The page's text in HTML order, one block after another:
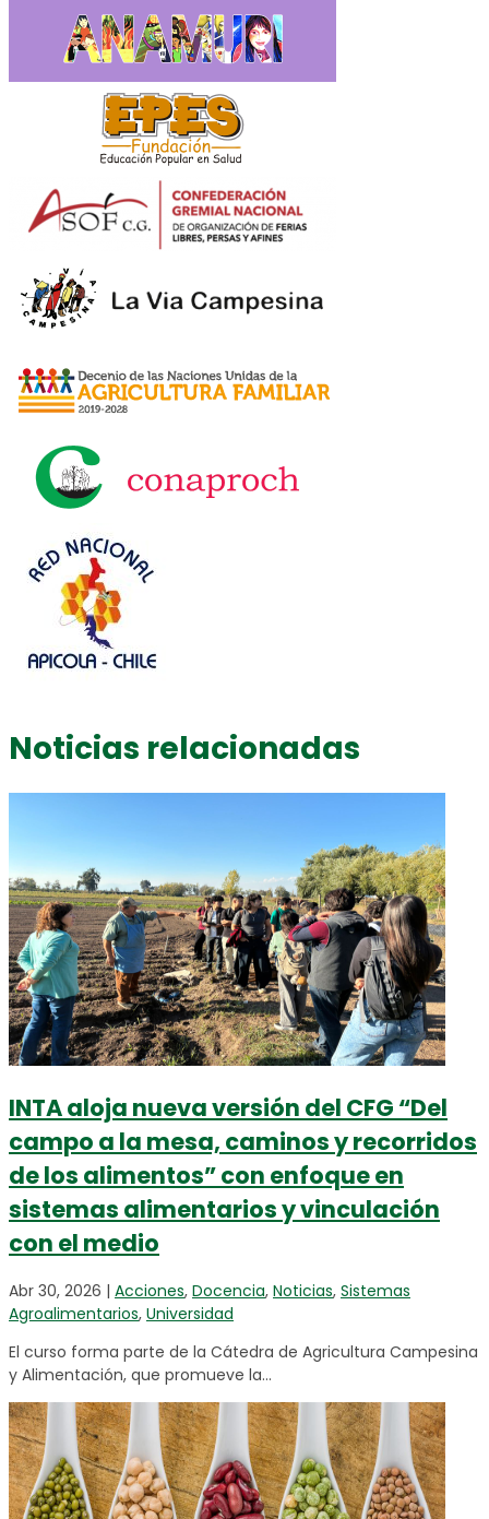
Noticias relacionadas
INTA aloja nueva versión del CFG “Del
campo a la mesa, caminos y recorridos
de los alimentos” con enfoque en
sistemas alimentarios y vinculación
con el medio
Abr 30, 2026 | Acciones, Docencia, Noticias, Sistemas
Agroalimentarios, Universidad
El curso forma parte de la Cátedra de Agricultura Campesina
y Alimentación, que promueve la...